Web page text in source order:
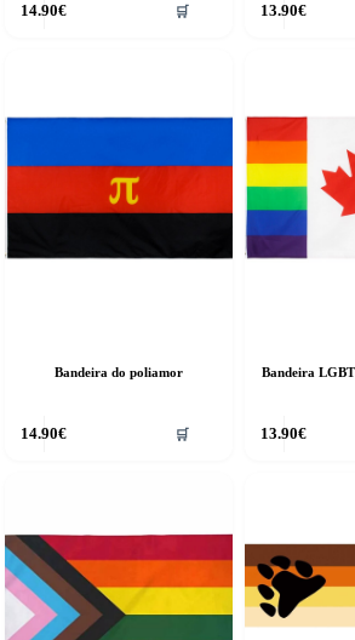
14.90€ 🛒 13.90€
Bandeira do poliamor
14.90€ 🛒
Bandeira
13.90€